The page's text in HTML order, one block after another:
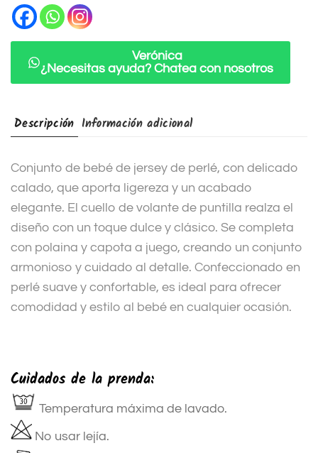
a
Verónica
¿Necesitas ayuda? Chatea con nosotros
Descripción Información adicional
Conjunto de bebé de jersey de perlé, con delicado
calado, que aporta ligereza y un acabado
elegante. El cuello de volante de puntilla realza el
diseño con un toque dulce y clásico. Se completa
con polaina y capota a juego, creando un conjunto
armonioso y cuidado al detalle. Confeccionado en
perlé suave y confortable, es ideal para ofrecer
comodidad y estilo al bebé en cualquier ocasión.
Cuidados de la prenda:
Temperatura máxima de lavado.
No usar lejía.